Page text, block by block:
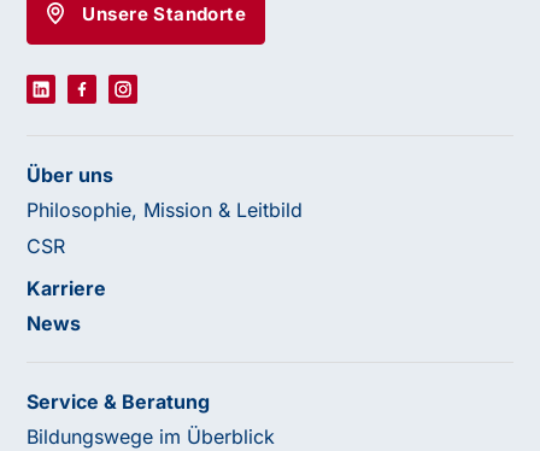
Unsere Standorte
Über uns
Philosophie, Mission & Leitbild
CSR
Karriere
News
Service & Beratung
Bildungswege im Überblick